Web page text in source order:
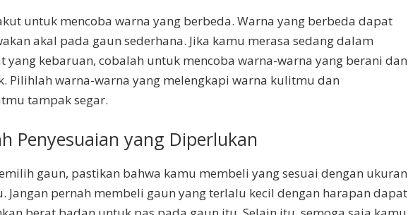
untuk mencoba warna yang berbeda. Warna yang berbeda dapat
akal pada gaun sederhana. Jika kamu merasa sedang dalam
yang kebaruan, cobalah untuk mencoba warna-warna yang berani dan
Pilihlah warna-warna yang melengkapi warna kulitmu dan
tampak segar.
Penyesuaian yang Diperlukan
gaun, pastikan bahwa kamu membeli yang sesuai dengan ukuran
Jangan pernah membeli gaun yang terlalu kecil dengan harapan dapat